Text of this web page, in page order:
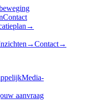
Contact
→
→Contact→
Media-
aanvraag